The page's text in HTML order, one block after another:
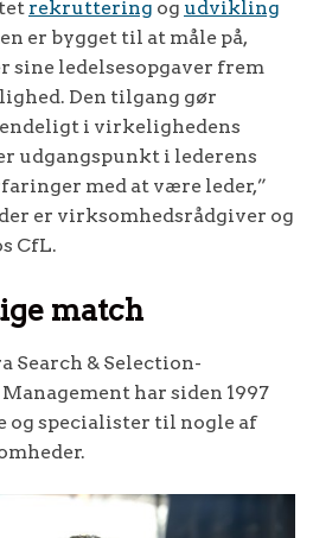
rekruttering og udvikling
er bygget til at måle på,
sine ledelsesopgaver frem
Den tilgang gør
i virkelighedens
udgangspunkt i lederens
med at være leder,”
er virksomhedsrådgiver og
CfL.
match
Search & Selection-
har siden 1997
specialister til nogle af